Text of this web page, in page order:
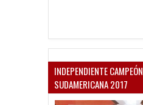
INDEPENDIENTE
SUDAMERICANA 2017